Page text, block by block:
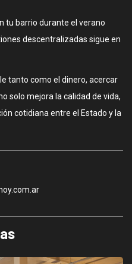
tu barrio durante el verano
descentralizadas sigue en
tanto como el dinero, acercar
solo mejora la calidad de vida,
cotidiana entre el Estado y la